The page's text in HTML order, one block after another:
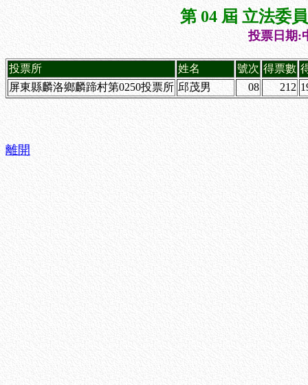
第 04 屆 立法委
投票日期:
投票所 姓名 號次 得票數
屏東縣麟洛鄉麟蹄村第0250投票所 邱茂男 08 212
離開